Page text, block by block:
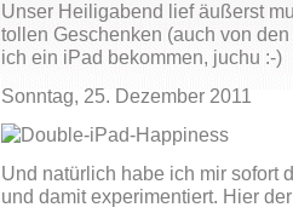
Unser Heiligabend lief äußerst
tollen Geschenken (auch von
ich ein iPad bekommen, juchu :-)
Sonntag, 25. Dezember 2011
Und natürlich habe ich mir sofort
und damit experimentiert. Hier